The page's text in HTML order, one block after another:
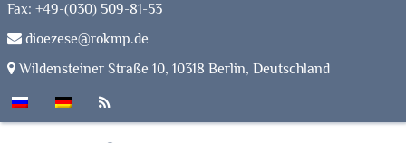
Fax: +49-(030) 509-81-53
dioezese@rokmp.de
Wildensteiner Straße 10, 10318 Berlin, Deutschland